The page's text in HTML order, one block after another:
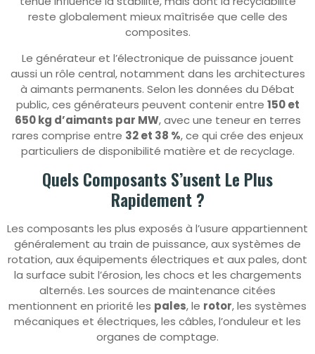
reste globalement mieux maîtrisée que celle des
composites.
Le générateur et l’électronique de puissance jouent
aussi un rôle central, notamment dans les architectures
à aimants permanents. Selon les données du Débat
public, ces générateurs peuvent contenir entre 150 et
650 kg d’aimants par MW, avec une teneur en terres
rares comprise entre 32 et 38 %, ce qui crée des enjeux
particuliers de disponibilité matière et de recyclage.
Quels Composants S’usent Le Plus
Rapidement ?
Les composants les plus exposés à l’usure appartiennent
généralement au train de puissance, aux systèmes de
rotation, aux équipements électriques et aux pales, dont
la surface subit l’érosion, les chocs et les chargements
alternés. Les sources de maintenance citées
mentionnent en priorité les pales, le rotor, les systèmes
mécaniques et électriques, les câbles, l’onduleur et les
organes de comptage.